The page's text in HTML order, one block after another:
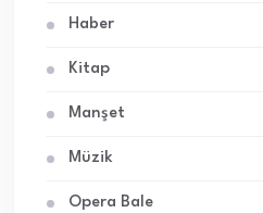
Haber
Kitap
Manşet
Müzik
Opera Bale